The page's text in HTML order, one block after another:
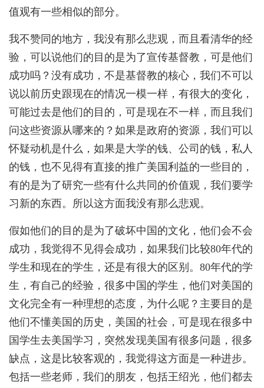
值观有一些相似的部分。
我不赞同的地方，我没有那么悲观，而且看清华的经
验，可以说他们的目的是为了宣传基督教，可是他们
成功吗？没有成功，不是基督教的核心，我们不可以
说以前历史跟现在的情况一模一样，有很大的变化，
可能过去是他们的目的，可是现在不一样，而且我们
问这些资源从哪来的？如果是政府的资源，我们可以
怀疑动机是什么，如果是大学的钱、公司的钱，私人
的钱，也不见得有直接的推广美国利益的一些目的，
有的是为了研究一些有什么共同的价值观，我们要学
习新的东西。所以这方面我没有那么悲观。
假如他们的目的是为了破坏中国的文化，他们会不会
成功，我觉得不见得会成功，如果我们比较80年代的
学生和现在的学生，还是有很大的区别。80年代的学
生，有自己的经验，很多中国的学生，他们对美国的
文化完全有一种理想的态度，为什么呢？主要目的是
他们不懂美国的历史，美国的社会，可是现在很多中
国学生去美国学习，突然发现美国有很多问题，很多
缺点，这是比较客观的，我觉得这方面是一种进步。
包括一些老师，我们的朋友，包括王绍光，他们都去